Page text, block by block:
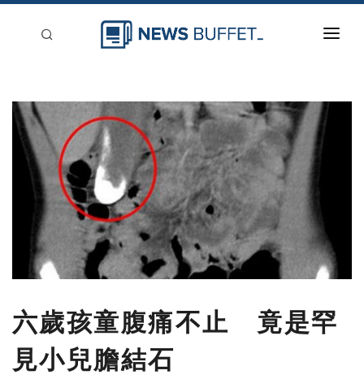
新聞稿分類
登入
刊登
六歲孩童腹痛不止 竟是罕
見小兒膽結石